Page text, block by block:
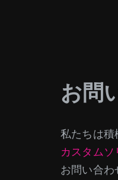
お問
私たちは積
カスタムソ
お問い合わ